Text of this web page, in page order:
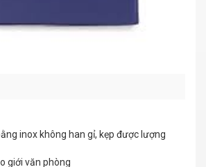
inox không han gỉ, kẹp được lượng
giới văn phòng